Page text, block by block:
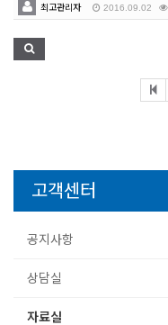
최고관리자 2016.09.02
고객센터
공지사항
상담실
자료실